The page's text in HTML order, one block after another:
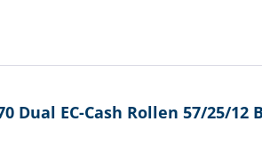
Dual EC-Cash Rollen 57/25/12